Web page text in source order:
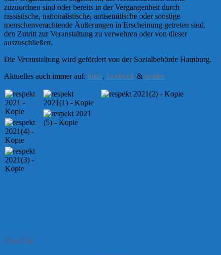
zuzuordnen sind oder bereits in der Vergangenheit durch
rassistische, nationalistische, antisemitische oder sonstige
menschenverachtende Äußerungen in Erscheinung getreten sind,
den Zutritt zur Veranstaltung zu verwehren oder von dieser
auszuschließen.
Die Veranstaltung wird gefördert von der Sozialbehörde Hamburg.
Aktuelles auch immer auf: insta, facebook & twitter
Suche